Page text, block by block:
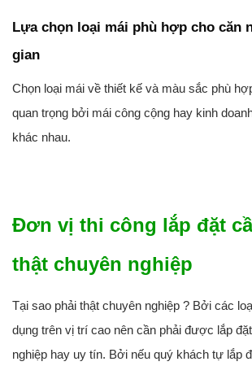
Lựa chọn loại mái phù hợp cho căn
gian
Chọn loại mái về thiết kế và màu sắc phù
quan trọng bởi mái công cộng hay kinh
khác nhau.
Đơn vị thi công lắp đặt
thật chuyên nghiệp
Tại sao phải thật chuyên nghiệp ? Bởi các
dụng trên vị trí cao nên cần phải được lắp
nghiệp hay uy tín. Bởi nếu quý khách tự lắp